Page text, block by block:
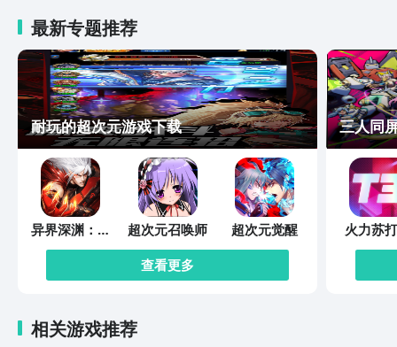
最新专题推荐
耐玩的超次元游戏下载
异界深渊：觉
醒
超次元召唤师
超次元觉醒
查看更多
三人同
火力苏
相关游戏推荐